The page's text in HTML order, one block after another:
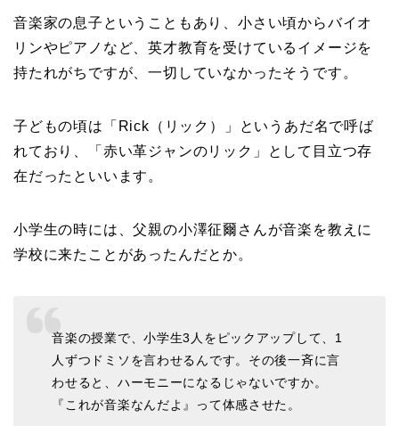
音楽家の息子ということもあり、小さい頃からバイオ
リンやピアノなど、英才教育を受けているイメージを
持たれがちですが、一切していなかったそうです。
子どもの頃は「Rick（リック）」というあだ名で呼ば
れており、「赤い革ジャンのリック」として目立つ存
在だったといいます。
小学生の時には、父親の小澤征爾さんが音楽を教えに
学校に来たことがあったんだとか。
音楽の授業で、小学生3人をピックアップして、1
人ずつドミソを言わせるんです。その後一斉に言
わせると、ハーモニーになるじゃないですか。
『これが音楽なんだよ』って体感させた。